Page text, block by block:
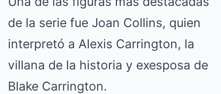
de la serie fue Joan Collins, quien
interpretó a Alexis Carrington, la
villana de la historia y exesposa de
Blake Carrington.